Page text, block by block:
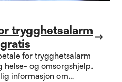
trygghetsalarm
for trygghetsalarm
helse- og omsorgshjelp.
informasjon om